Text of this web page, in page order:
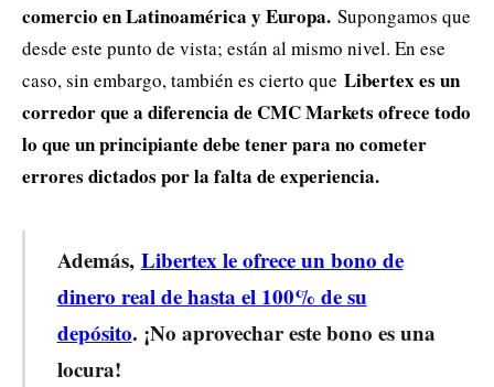
comercio en Latinoamérica y Europa. Supongamos que
desde este punto de vista; están al mismo nivel. En ese
caso, sin embargo, también es cierto que Libertex es un
corredor que a diferencia de CMC Markets ofrece todo
lo que un principiante debe tener para no cometer
errores dictados por la falta de experiencia.
Además, Libertex le ofrece un bono de
dinero real de hasta el 100% de su
depósito. ¡No aprovechar este bono es una
locura!